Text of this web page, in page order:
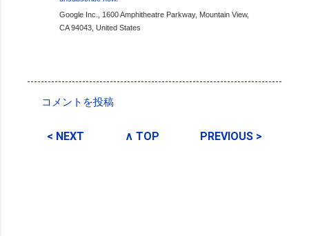
Google Inc., 1600 Amphitheatre Parkway, Mountain View,
CA 94043, United States
メ
コメントを投稿
< NEXT ∧ TOP PREVIOUS >